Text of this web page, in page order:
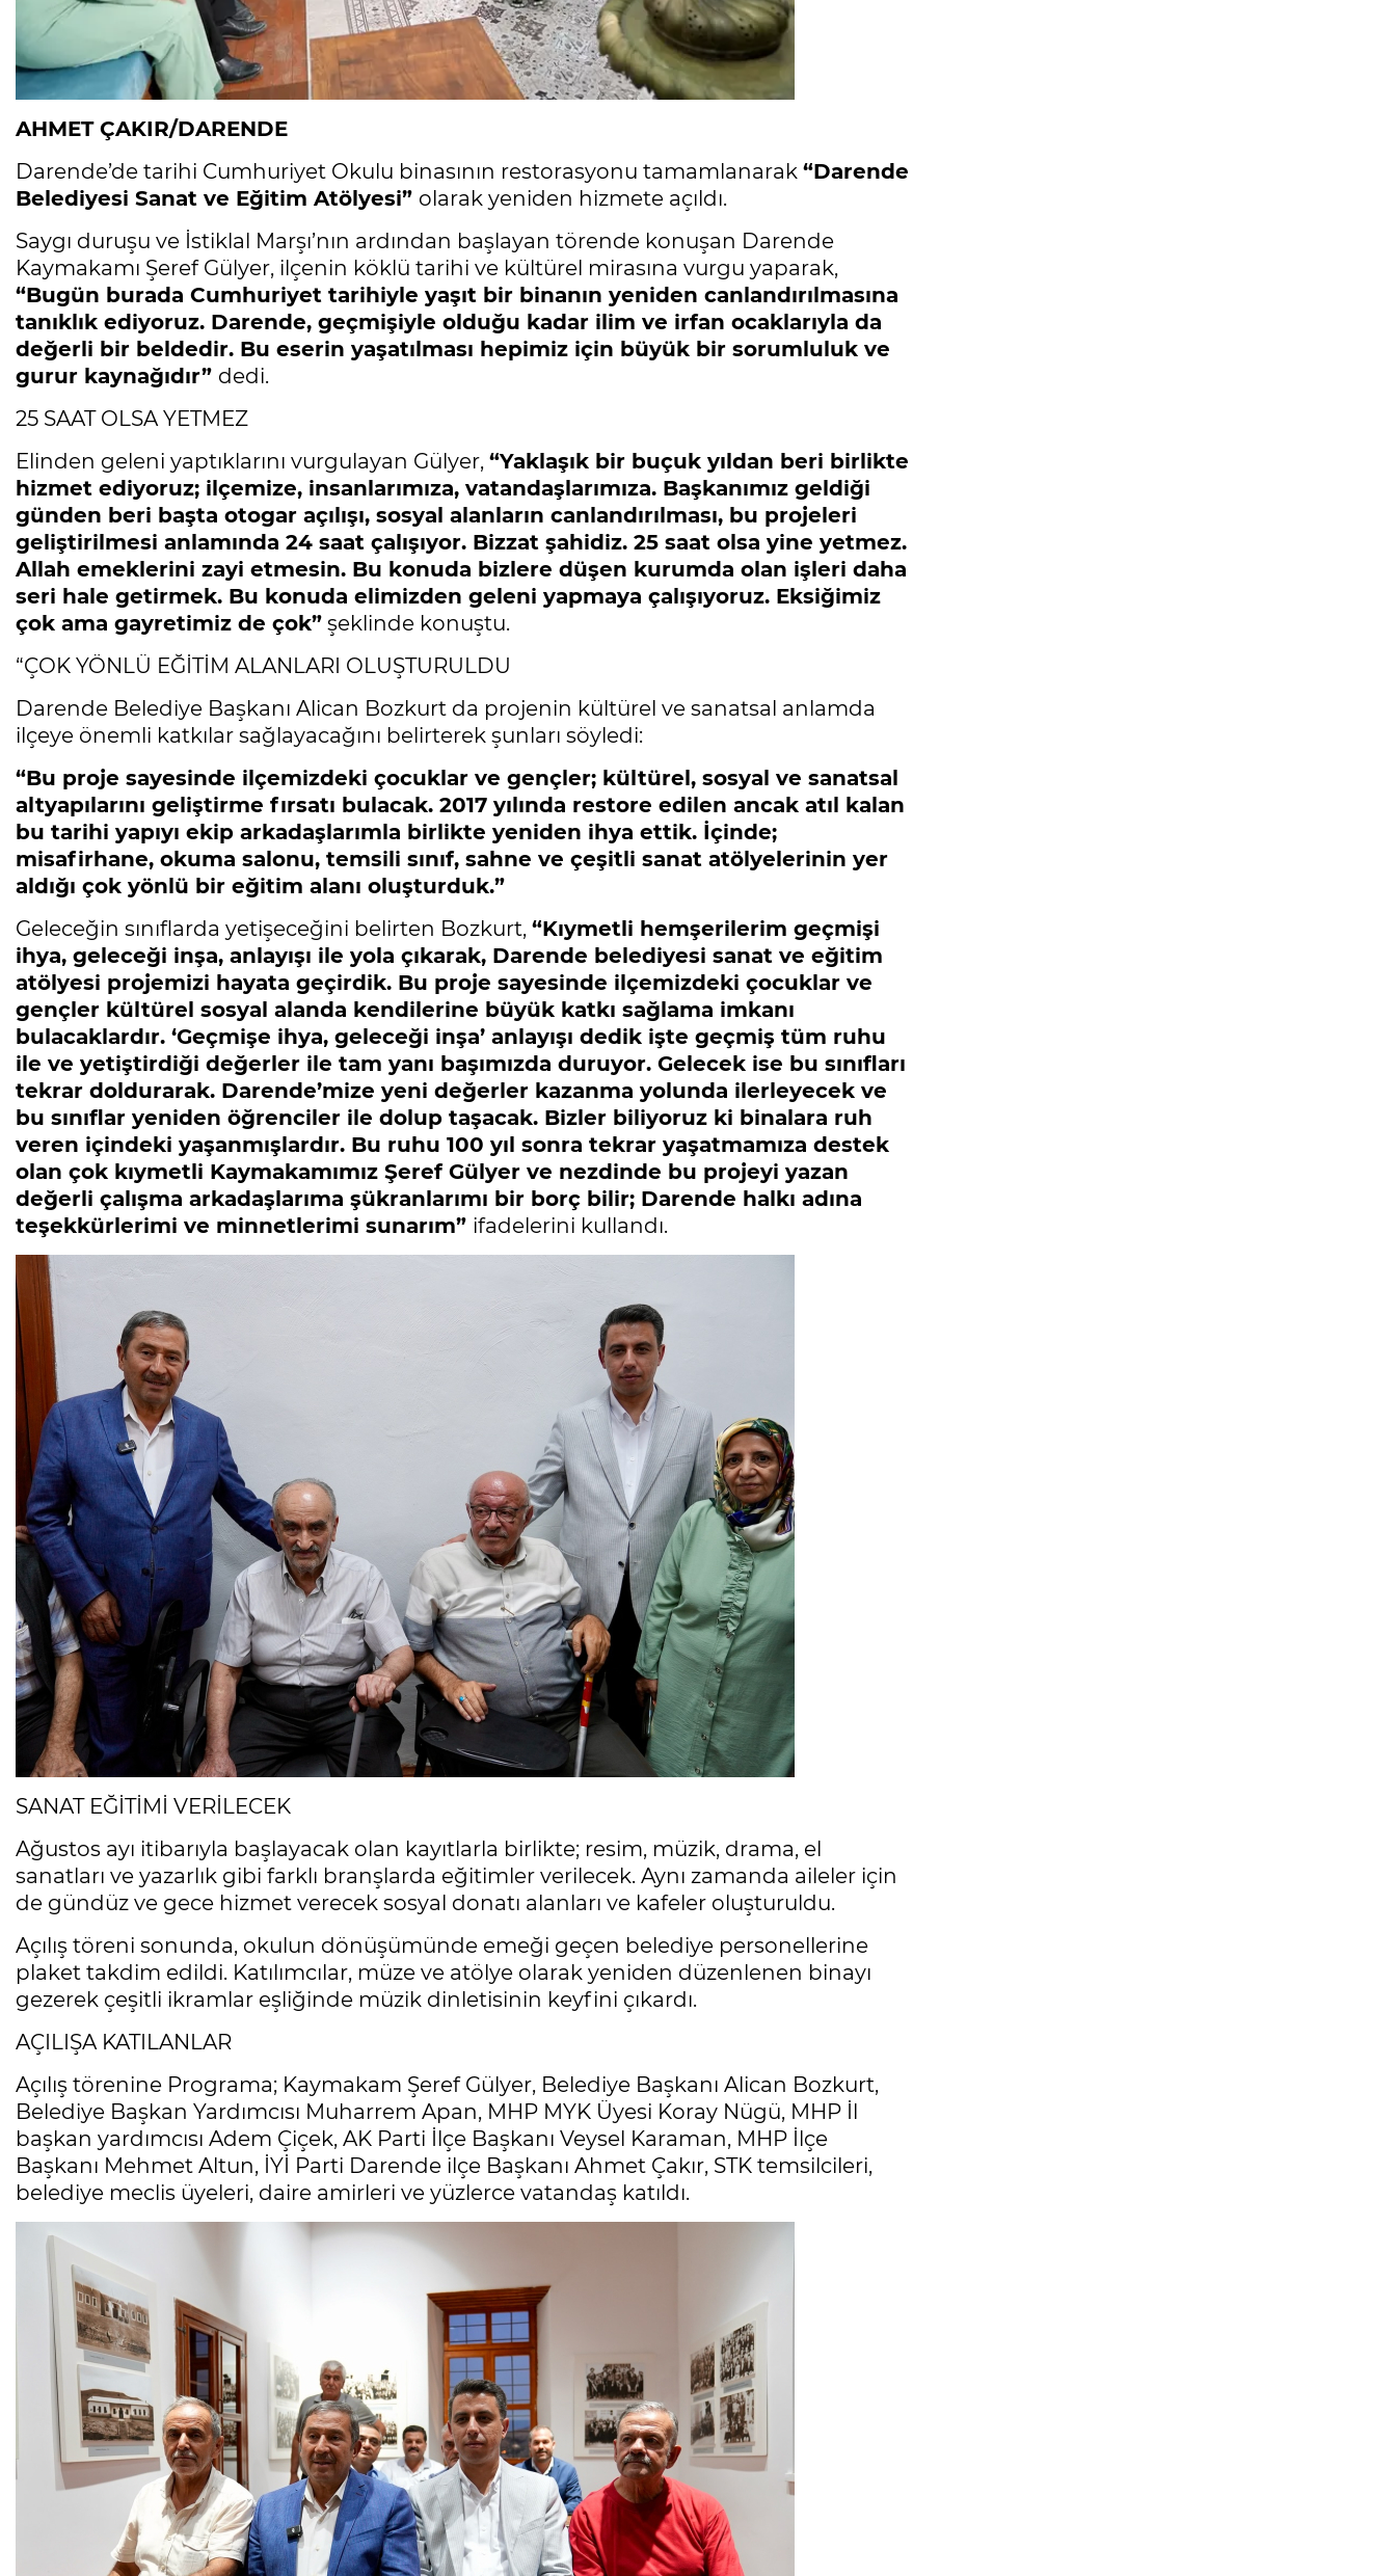
AHMET ÇAKIR/DARENDE
Darende’de tarihi Cumhuriyet Okulu binasının restorasyonu tamamlanarak “Darende
Belediyesi Sanat ve Eğitim Atölyesi” olarak yeniden hizmete açıldı.
Saygı duruşu ve İstiklal Marşı’nın ardından başlayan törende konuşan Darende
Kaymakamı Şeref Gülyer, ilçenin köklü tarihi ve kültürel mirasına vurgu yaparak,
“Bugün burada Cumhuriyet tarihiyle yaşıt bir binanın yeniden canlandırılmasına
tanıklık ediyoruz. Darende, geçmişiyle olduğu kadar ilim ve irfan ocaklarıyla da
değerli bir beldedir. Bu eserin yaşatılması hepimiz için büyük bir sorumluluk ve
gurur kaynağıdır” dedi.
25 SAAT OLSA YETMEZ
Elinden geleni yaptıklarını vurgulayan Gülyer, “Yaklaşık bir buçuk yıldan beri birlikte
hizmet ediyoruz; ilçemize, insanlarımıza, vatandaşlarımıza. Başkanımız geldiği
günden beri başta otogar açılışı, sosyal alanların canlandırılması, bu projeleri
geliştirilmesi anlamında 24 saat çalışıyor. Bizzat şahidiz. 25 saat olsa yine yetmez.
Allah emeklerini zayi etmesin. Bu konuda bizlere düşen kurumda olan işleri daha
seri hale getirmek. Bu konuda elimizden geleni yapmaya çalışıyoruz. Eksiğimiz
çok ama gayretimiz de çok” şeklinde konuştu.
“ÇOK YÖNLÜ EĞİTİM ALANLARI OLUŞTURULDU
Darende Belediye Başkanı Alican Bozkurt da projenin kültürel ve sanatsal anlamda
ilçeye önemli katkılar sağlayacağını belirterek şunları söyledi:
“Bu proje sayesinde ilçemizdeki çocuklar ve gençler; kültürel, sosyal ve sanatsal
altyapılarını geliştirme fırsatı bulacak. 2017 yılında restore edilen ancak atıl kalan
bu tarihi yapıyı ekip arkadaşlarımla birlikte yeniden ihya ettik. İçinde;
misafirhane, okuma salonu, temsili sınıf, sahne ve çeşitli sanat atölyelerinin yer
aldığı çok yönlü bir eğitim alanı oluşturduk.”
Geleceğin sınıflarda yetişeceğini belirten Bozkurt, “Kıymetli hemşerilerim geçmişi
ihya, geleceği inşa, anlayışı ile yola çıkarak, Darende belediyesi sanat ve eğitim
atölyesi projemizi hayata geçirdik. Bu proje sayesinde ilçemizdeki çocuklar ve
gençler kültürel sosyal alanda kendilerine büyük katkı sağlama imkanı
bulacaklardır. ‘Geçmişe ihya, geleceği inşa’ anlayışı dedik işte geçmiş tüm ruhu
ile ve yetiştirdiği değerler ile tam yanı başımızda duruyor. Gelecek ise bu sınıfları
tekrar doldurarak. Darende’mize yeni değerler kazanma yolunda ilerleyecek ve
bu sınıflar yeniden öğrenciler ile dolup taşacak. Bizler biliyoruz ki binalara ruh
veren içindeki yaşanmışlardır. Bu ruhu 100 yıl sonra tekrar yaşatmamıza destek
olan çok kıymetli Kaymakamımız Şeref Gülyer ve nezdinde bu projeyi yazan
değerli çalışma arkadaşlarıma şükranlarımı bir borç bilir; Darende halkı adına
teşekkürlerimi ve minnetlerimi sunarım” ifadelerini kullandı.
SANAT EĞİTİMİ VERİLECEK
Ağustos ayı itibarıyla başlayacak olan kayıtlarla birlikte; resim, müzik, drama, el
sanatları ve yazarlık gibi farklı branşlarda eğitimler verilecek. Aynı zamanda aileler için
de gündüz ve gece hizmet verecek sosyal donatı alanları ve kafeler oluşturuldu.
Açılış töreni sonunda, okulun dönüşümünde emeği geçen belediye personellerine
plaket takdim edildi. Katılımcılar, müze ve atölye olarak yeniden düzenlenen binayı
gezerek çeşitli ikramlar eşliğinde müzik dinletisinin keyfini çıkardı.
AÇILIŞA KATILANLAR
Açılış törenine Programa; Kaymakam Şeref Gülyer, Belediye Başkanı Alican Bozkurt,
Belediye Başkan Yardımcısı Muharrem Apan, MHP MYK Üyesi Koray Nügü, MHP İl
başkan yardımcısı Adem Çiçek, AK Parti İlçe Başkanı Veysel Karaman, MHP İlçe
Başkanı Mehmet Altun, İYİ Parti Darende ilçe Başkanı Ahmet Çakır, STK temsilcileri,
belediye meclis üyeleri, daire amirleri ve yüzlerce vatandaş katıldı.